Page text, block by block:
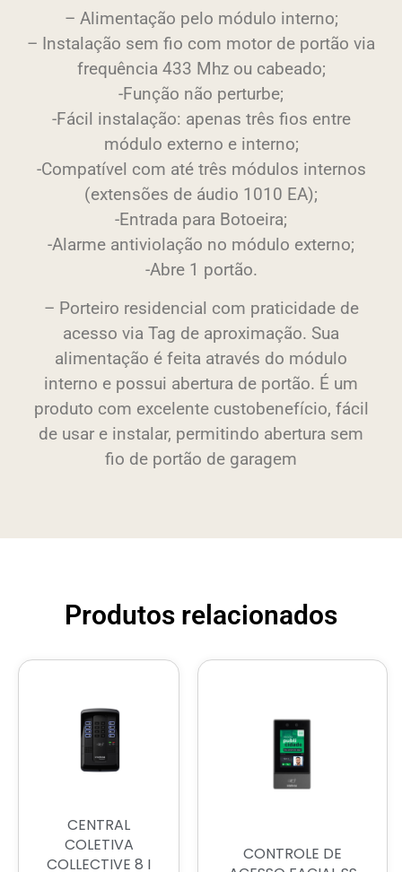
– Alimentação pelo módulo interno;
– Instalação sem fio com motor de portão via
frequência 433 Mhz ou cabeado;
-Função não perturbe;
-Fácil instalação: apenas três fios entre
módulo externo e interno;
-Compatível com até três módulos internos
(extensões de áudio 1010 EA);
-Entrada para Botoeira;
-Alarme antiviolação no módulo externo;
-Abre 1 portão.
– Porteiro residencial com praticidade de
acesso via Tag de aproximação. Sua
alimentação é feita através do módulo
interno e possui abertura de portão. É um
produto com excelente custobenefício, fácil
de usar e instalar, permitindo abertura sem
fio de portão de garagem
Produtos relacionados
CENTRAL
COLETIVA
COLLECTIVE 8 I
CONTROLE DE